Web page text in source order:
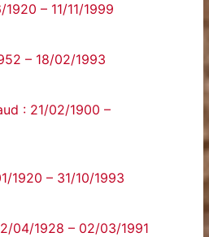
– 11/11/1999
– 18/02/1993
: 21/02/1900 –
1920 – 31/10/1993
04/1928 – 02/03/1991